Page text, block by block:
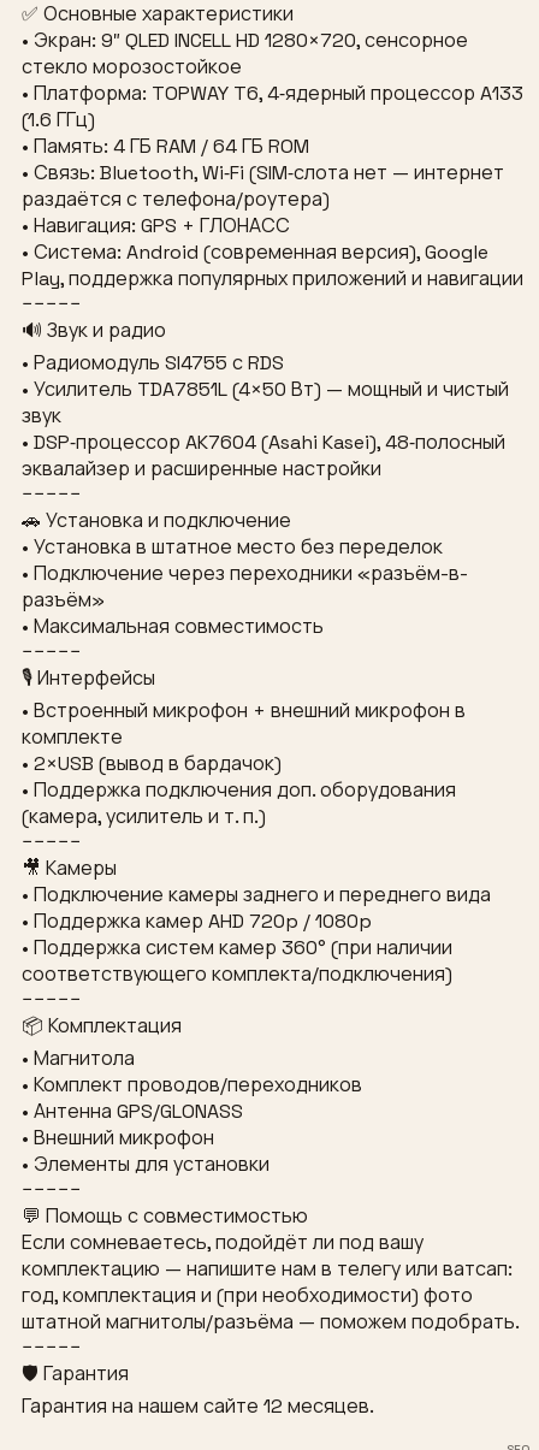
✅ Основные характеристики
• Экран: 9″ QLED INCELL HD 1280×720, сенсорное
стекло морозостойкое
• Платформа: TOPWAY T6, 4‑ядерный процессор A133
(1.6 ГГц)
• Память: 4 ГБ RAM / 64 ГБ ROM
• Связь: Bluetooth, Wi‑Fi (SIM‑слота нет — интернет
раздаётся с телефона/роутера)
• Навигация: GPS + ГЛОНАСС
• Система: Android (современная версия), Google
Play, поддержка популярных приложений и навигации
−−−−−
🔊 Звук и радио
• Радиомодуль SI4755 с RDS
• Усилитель TDA7851L (4×50 Вт) — мощный и чистый
звук
• DSP‑процессор AK7604 (Asahi Kasei), 48‑полосный
эквалайзер и расширенные настройки
−−−−−
🚗 Установка и подключение
• Установка в штатное место без переделок
• Подключение через переходники «разъём-в-
разъём»
• Максимальная совместимость
−−−−−
🎙 Интерфейсы
• Встроенный микрофон + внешний микрофон в
комплекте
• 2×USB (вывод в бардачок)
• Поддержка подключения доп. оборудования
(камера, усилитель и т. п.)
−−−−−
🎥 Камеры
• Подключение камеры заднего и переднего вида
• Поддержка камер AHD 720p / 1080p
• Поддержка систем камер 360° (при наличии
соответствующего комплекта/подключения)
−−−−−
📦 Комплектация
• Магнитола
• Комплект проводов/переходников
• Антенна GPS/GLONASS
• Внешний микрофон
• Элементы для установки
−−−−−
💬 Помощь с совместимостью
Если сомневаетесь, подойдёт ли под вашу
комплектацию — напишите нам в телегу или ватсап:
год, комплектация и (при необходимости) фото
штатной магнитолы/разъёма — поможем подобрать.
−−−−−
🛡 Гарантия
Гарантия на нашем сайте 12 месяцев.